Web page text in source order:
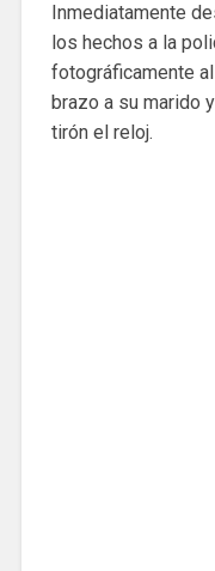
Inmediatamente
los hechos a la
fotográficamente
brazo a su marido
tirón el reloj.